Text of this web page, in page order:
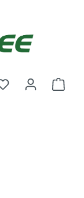
Du hast 0